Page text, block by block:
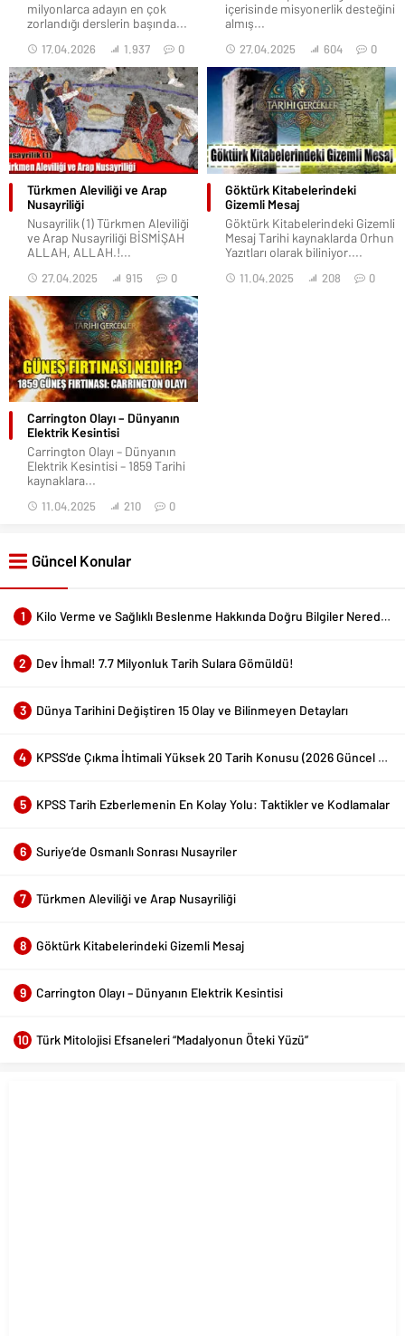
milyonlarca adayın en çok
zorlandığı derslerin başında...
17.04.2026 1.937 0
içerisinde misyonerlik desteğini
almış...
27.04.2025 604 0
Türkmen Aleviliği ve Arap
Nusayriliği
Nusayrilik (1) Türkmen Aleviliği
ve Arap Nusayriliği BİSMİŞAH
ALLAH, ALLAH.!...
27.04.2025 915 0
Göktürk Kitabelerindeki
Gizemli Mesaj
Göktürk Kitabelerindeki Gizemli
Mesaj Tarihi kaynaklarda Orhun
Yazıtları olarak biliniyor....
11.04.2025 208 0
Carrington Olayı – Dünyanın
Elektrik Kesintisi
Carrington Olayı – Dünyanın
Elektrik Kesintisi – 1859 Tarihi
kaynaklara...
11.04.2025 210 0
Güncel Konular
1 Kilo Verme ve Sağlıklı Beslenme Hakkında Doğru Bilgiler Nerede Bulunur?
2 Dev İhmal! 7.7 Milyonluk Tarih Sulara Gömüldü!
3 Dünya Tarihini Değiştiren 15 Olay ve Bilinmeyen Detayları
4 KPSS’de Çıkma İhtimali Yüksek 20 Tarih Konusu (2026 Güncel Liste)
5 KPSS Tarih Ezberlemenin En Kolay Yolu: Taktikler ve Kodlamalar
6 Suriye’de Osmanlı Sonrası Nusayriler
7 Türkmen Aleviliği ve Arap Nusayriliği
8 Göktürk Kitabelerindeki Gizemli Mesaj
9 Carrington Olayı – Dünyanın Elektrik Kesintisi
10 Türk Mitolojisi Efsaneleri “Madalyonun Öteki Yüzü”